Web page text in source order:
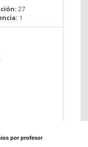
27
1
por profesor